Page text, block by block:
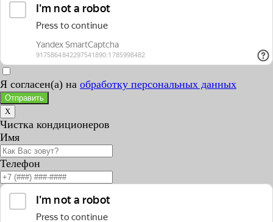
Я согласен(а) на обработку персональных данных
Отправить
X
Чистка кондиционеров
Имя
Телефон